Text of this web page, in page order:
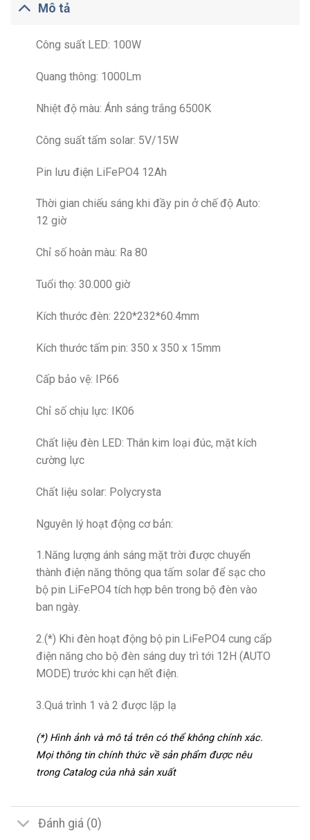
Mô tả
Công suất LED: 100W
Quang thông: 1000Lm
Nhiệt độ màu: Ánh sáng trắng 6500K
Công suất tấm solar: 5V/15W
Pin lưu điện LiFePO4 12Ah
Thời gian chiếu sáng khi đầy pin ở chế độ Auto:
12 giờ
Chỉ số hoàn màu: Ra 80
Tuổi thọ: 30.000 giờ
Kích thước đèn: 220*232*60.4mm
Kích thước tấm pin: 350 x 350 x 15mm
Cấp bảo vệ: IP66
Chỉ số chịu lực: IK06
Chất liệu đèn LED: Thân kim loại đúc, mặt kích
cường lực
Chất liệu solar: Polycrysta
Nguyên lý hoạt động cơ bản:
1.Năng lượng ánh sáng mặt trời được chuyển
thành điện năng thông qua tấm solar để sạc cho
bộ pin LiFePO4 tích hợp bên trong bộ đèn vào
ban ngày.
2.(*) Khi đèn hoạt động bộ pin LiFePO4 cung cấp
điện năng cho bộ đèn sáng duy trì tới 12H (AUTO
MODE) trước khi cạn hết điện.
3.Quá trình 1 và 2 được lặp lạ
(*) Hình ảnh và mô tả trên có thể không chính xác.
Mọi thông tin chính thức về sản phẩm được nêu
trong Catalog của nhà sản xuất
Đánh giá (0)